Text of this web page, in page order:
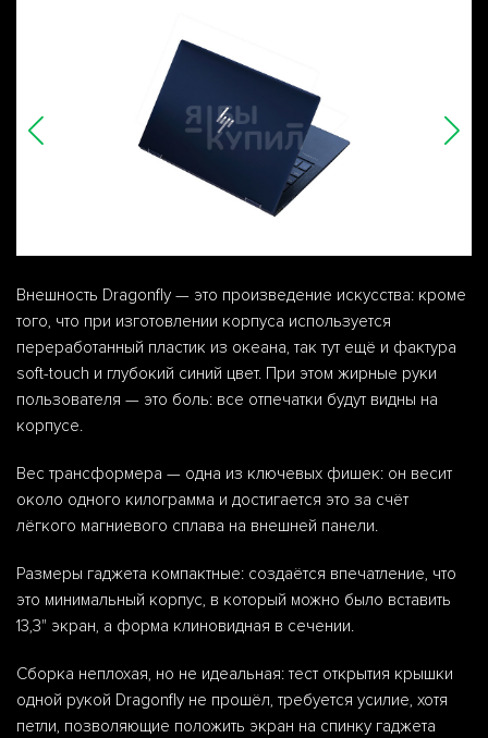
Внешность Dragonfly — это произведение искусства: кроме
того, что при изготовлении корпуса используется
переработанный пластик из океана, так тут ещё и фактура
soft-touch и глубокий синий цвет. При этом жирные руки
пользователя — это боль: все отпечатки будут видны на
корпусе.
Вес трансформера — одна из ключевых фишек: он весит
около одного килограмма и достигается это за счёт
лёгкого магниевого сплава на внешней панели.
Размеры гаджета компактные: создаётся впечатление, что
это минимальный корпус, в который можно было вставить
13,3" экран, а форма клиновидная в сечении.
Сборка неплохая, но не идеальная: тест открытия крышки
одной рукой Dragonfly не прошёл, требуется усилие, хотя
петли, позволяющие положить экран на спинку гаджета